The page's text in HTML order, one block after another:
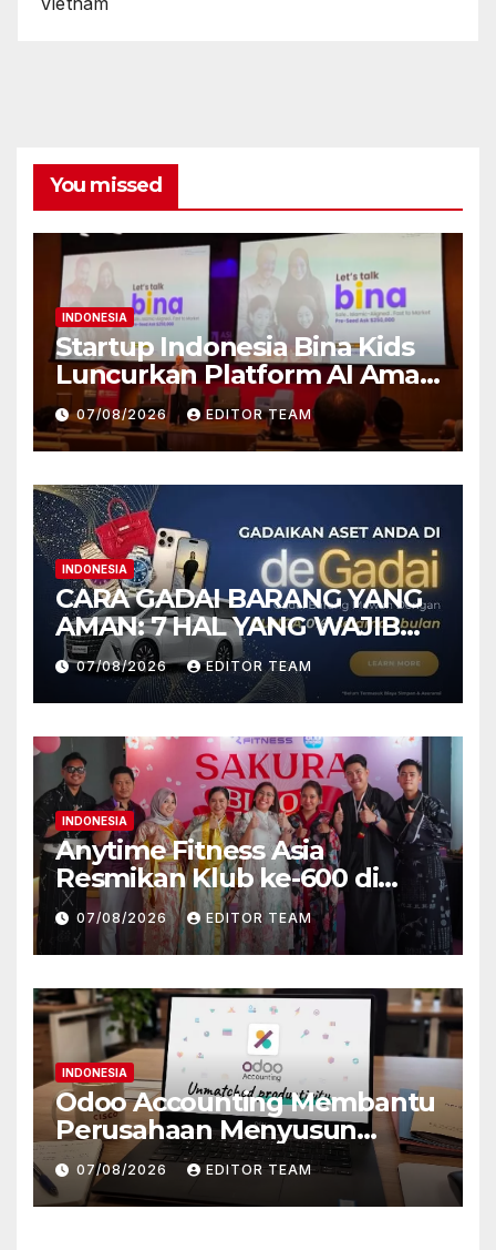
You missed
INDONESIA
Startup Indonesia Bina Kids
Luncurkan Platform AI Aman
& Etis untuk Anak, Raih
Pendanaan Strategis dari
Hasan VC Singapura
07/08/2026 EDITOR TEAM
INDONESIA
CARA GADAI BARANG YANG
AMAN: 7 HAL YANG WAJIB
DICEK SEBELUM
MENYERAHKAN ASET
07/08/2026 EDITOR TEAM
INDONESIA
Anytime Fitness Asia
Resmikan Klub ke-600 di
Asia, Indonesia Rayakan
dengan Pembukaan
Anytime Fitness Sakura
Garden City Cipayung
07/08/2026 EDITOR TEAM
INDONESIA
Odoo Accounting Membantu
Perusahaan Menyusun
Laporan Keuangan Lebih
Cepat
07/08/2026 EDITOR TEAM